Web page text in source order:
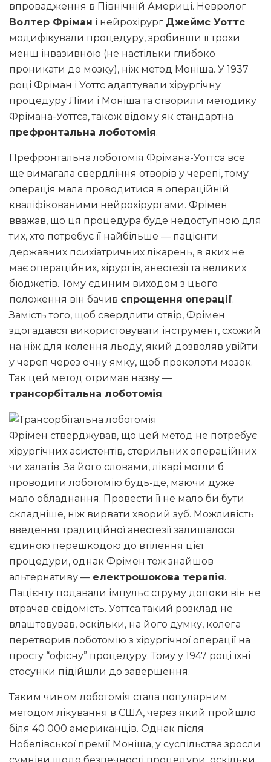
впровадження в Північній Америці. Невролог
Волтер Фріман і нейрохірург Джеймс Уоттс
модифікували процедуру, зробивши її трохи
менш інвазивною (не настільки глибоко
проникати до мозку), ніж метод Моніша. У 1937
році Фріман і Уоттс адаптували хірургічну
процедуру Ліми і Моніша та створили методику
Фрімана-Уоттса, також відому як стандартна
префронтальна лоботомія.
Префронтальна лоботомія Фрімана-Уоттса все
ще вимагала свердління отворів у черепі, тому
операція мала проводитися в операційній
кваліфікованими нейрохірургами. Фрімен
вважав, що ця процедура буде недоступною для
тих, хто потребує її найбільше — пацієнти
державних психіатричних лікарень, в яких не
має операційних, хірургів, анестезії та великих
бюджетів. Тому єдиним виходом з цього
положення він бачив спрощення операції.
Замість того, щоб свердлити отвір, Фрімен
здогадався використовувати інструмент, схожий
на ніж для колення льоду, який дозволяв увійти
у череп через очну ямку, щоб проколоти мозок.
Так цей метод отримав назву —
трансорбітальна лоботомія.
Фрімен стверджував, що цей метод не потребує
хірургічних асистентів, стерильних операційних
чи халатів. За його словами, лікарі могли б
проводити лоботомію будь-де, маючи дуже
мало обладнання. Провести її не мало би бути
складніше, ніж вирвати хворий зуб. Можливість
введення традиційної анестезії залишалося
єдиною перешкодою до втілення цієї
процедури, однак Фрімен теж знайшов
альтернативу — електрошокова терапія.
Пацієнту подавали імпульс струму допоки він не
втрачав свідомість. Уоттса такий розклад не
влаштовував, оскільки, на його думку, колега
перетворив лоботомію з хірургічної операції на
просту “офісну” процедуру. Тому у 1947 році їхні
стосунки підійшли до завершення.
Таким чином лоботомія стала популярним
методом лікування в США, через який пройшло
біля 40 000 американців. Однак після
Нобелівської премії Моніша, у суспільства зросли